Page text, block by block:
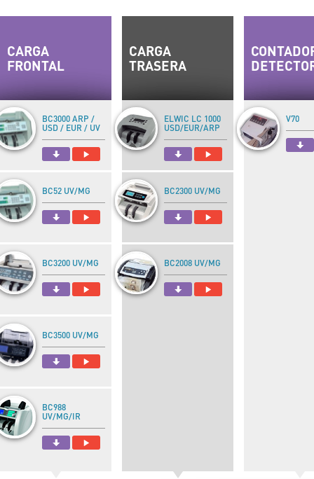
CARGA
FRONTAL
BC3000 ARP /
USD / EUR / UV
BC52 UV/MG
BC3200 UV/MG
BC3500 UV/MG
BC988
UV/MG/IR
CARGA
TRASERA
ELWIC LC 1000
USD/EUR/ARP
BC2300 UV/MG
BC2008 UV/MG
V70